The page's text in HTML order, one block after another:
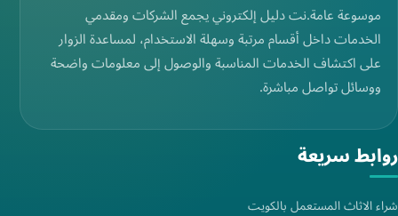
موسوعة عامة.نت دليل إلكتروني يجمع الشركات ومقدمي
الخدمات داخل أقسام مرتبة وسهلة الاستخدام، لمساعدة الزوار
على اكتشاف الخدمات المناسبة والوصول إلى معلومات واضحة
ووسائل تواصل مباشرة.
روابط سريعة
شراء الاثاث المستعمل بالكويت